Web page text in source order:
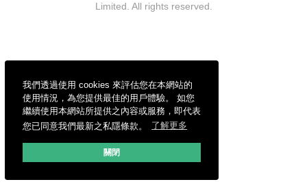
我們透過使用 cookies 來評估您在本網站的
使用情況，為您提供最佳的用戶體驗。 如您
繼續使用本網站所提供之內容或服務，即代表
您已同意我們最新之私隱條款。
了解更多
關閉
Limited. All rights reserved.